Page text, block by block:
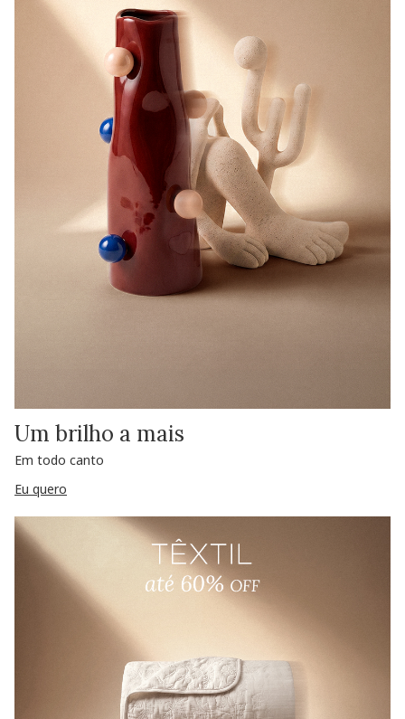
Um brilho a mais
Em todo canto
Eu quero